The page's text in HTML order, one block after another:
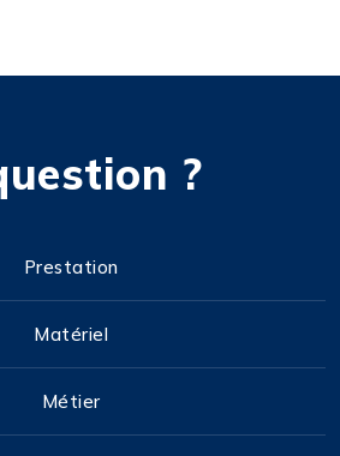
?
Prestation
Matériel
Métier